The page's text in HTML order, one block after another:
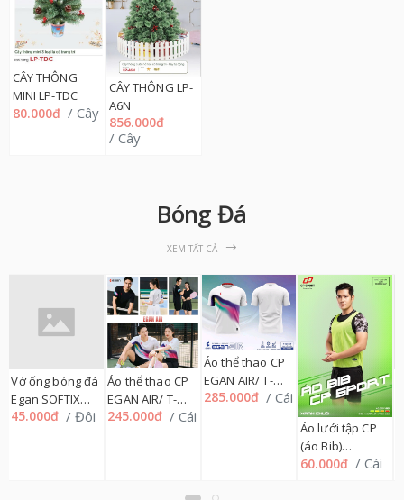
CÂY THÔNG
MINI LP-TDC
80.000đ / Cây
CÂY THÔNG LP-
A6N
856.000đ
/ Cây
Bóng Đá
XEM TẤT CẢ
Áo thể thao CP
EGAN AIR/ T-
SHIRT HỌA TIẾT
245.000đ / Cái
Áo thể thao CP
EGAN AIR/ T-
SHIRT HỌA TIẾT
THÂN, S=>2XL
285.000đ / Cái
Áo thể thao CP
Egan Polo,
S=>2XL 01CP
100.000đ / Cái